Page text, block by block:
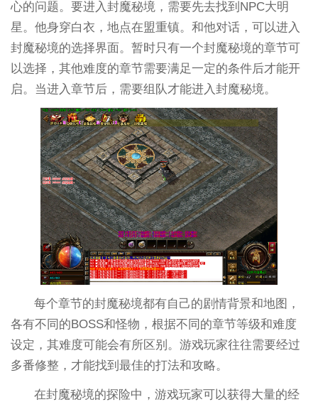
心的问题。要进入封魔秘境，需要先去找到NPC大明
星。他身穿白衣，地点在盟重镇。和他对话，可以进入
封魔秘境的选择界面。暂时只有一个封魔秘境的章节可
以选择，其他难度的章节需要满足一定的条件后才能开
启。当进入章节后，需要组队才能进入封魔秘境。
每个章节的封魔秘境都有自己的剧情背景和地图，
各有不同的BOSS和怪物，根据不同的章节等级和难度
设定，其难度可能会有所区别。游戏玩家往往需要经过
多番修整，才能找到最佳的打法和攻略。
在封魔秘境的探险中，游戏玩家可以获得大量的经